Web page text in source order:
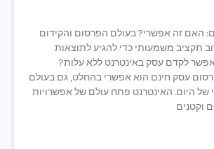
זה אפשרי? בעולם הפרסום והקידום
משמעותי כדי להגיע לתוצאות
לקדם עסק באינטרנט ללא עלות?
עסק חינם הוא אפשרי בהחלט, גם בעולם
האינטרנט פתח עולם של אפשרויות